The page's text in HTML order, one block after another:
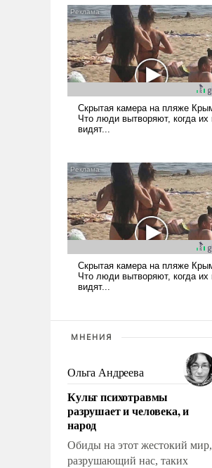
МНЕНИЯ
Ольга Андреева
Культ психотравмы
разрушает и человека, и
народ
Обиды на этот жестокий мир,
разрушающий нас, таких